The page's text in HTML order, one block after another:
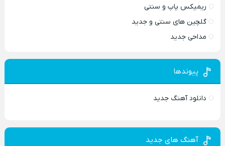
ریمیکس پاپ و سنتی
گلچین های سنتی و جدید
مداحی جدید
پیوندها
دانلود آهنگ جدید
آهنگ های جدید